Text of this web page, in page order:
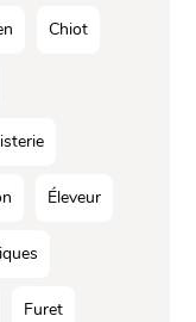
Chiot
Éleveur
Furet